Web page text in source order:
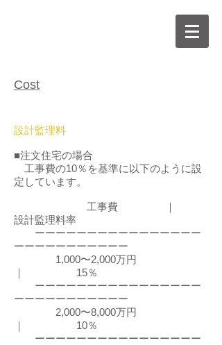
Cost
設計監理料
■注文住宅の場合
工事費の10％を基準に以下のように設
定しています。
工事費 ｜
設計監理料率
ーーーーーーーーーーーーーーーー
ーーーーーーーーーーー
1,000〜2,000万円
｜ 15％
ーーーーーーーーーーーーーーーー
ーーーーーーーーーーー
2,000〜8,000万円
｜ 10％
ーーーーーーーーーーーーーーーー